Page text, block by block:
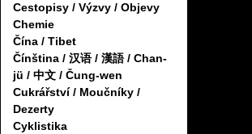
Cestopisy / Výzvy / Objevy
Chemie
Čína / Tibet
Čínština / 汉语 / 漢語 / Chan-
jü / 中文 / Čung-wen
Cukrářství / Moučníky /
Dezerty
Cyklistika